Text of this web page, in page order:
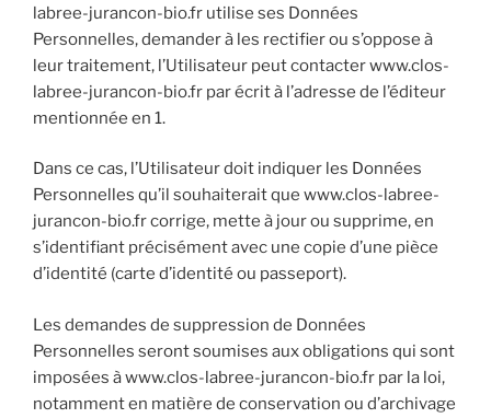
labree-jurancon-bio.fr utilise ses Données
Personnelles, demander à les rectifier ou s’oppose à
leur traitement, l’Utilisateur peut contacter www.clos-
labree-jurancon-bio.fr par écrit à l’adresse de l’éditeur
mentionnée en 1.
Dans ce cas, l’Utilisateur doit indiquer les Données
Personnelles qu’il souhaiterait que www.clos-labree-
jurancon-bio.fr corrige, mette à jour ou supprime, en
s’identifiant précisément avec une copie d’une pièce
d’identité (carte d’identité ou passeport).
Les demandes de suppression de Données
Personnelles seront soumises aux obligations qui sont
imposées à www.clos-labree-jurancon-bio.fr par la loi,
notamment en matière de conservation ou d’archivage